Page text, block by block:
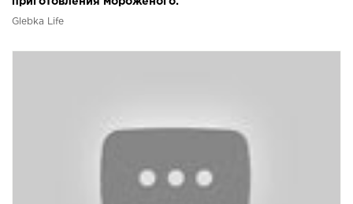
Glebka Life